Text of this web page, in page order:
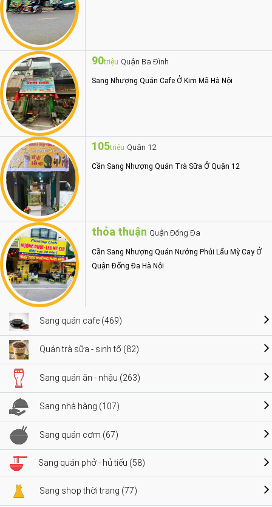
90triệu Quận Ba Đình
Sang Nhượng Quán Cafe Ở Kim Mã Hà Nội
105triệu Quận 12
Cần Sang Nhượng Quán Trà Sữa Ở Quận 12
thỏa thuận Quận Đống Đa
Cần Sang Nhượng Quán Nướng Phủi Lẩu Mỳ Cay Ở
Quận Đống Đa Hà Nội
Sang quán cafe (469)
Quán trà sữa - sinh tố (82)
Sang quán ăn - nhậu (263)
Sang nhà hàng (107)
Sang quán cơm (67)
Sang quán phở - hủ tiếu (58)
Sang shop thời trang (77)